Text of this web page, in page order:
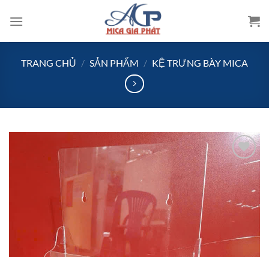
qua
TRANG CHỦ / SẢN PHẨM / KỆ TRƯNG BÀY MICA
Add to
wishlist